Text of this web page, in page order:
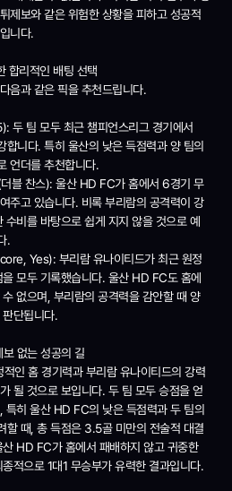
제보와 같은 위험한 상황을 피하고 성공적
니다.
합리적인 배팅 선택
음과 같은 픽을 추천드립니다.
팀 모두 최근 챔피언스리그 경기에서
니다. 특히 울산의 낮은 득점력과 양 팀의
언더를 추천합니다.
블 찬스): 울산 HD FC가 홈에서 6경기 무
주고 있습니다. 비록 부리람의 공격력이 강
비를 바탕으로 쉽게 지지 않을 것으로 예
.
Yes): 부리람 유나이티드가 최근 원정
모두 기록했습니다. 울산 HD FC도 홈에
없으며, 부리람의 공격력을 감안할 때 양
단됩니다.
없는 성공의 길
인 홈 경기력과 부리람 유나이티드의 강력
될 것으로 보입니다. 두 팀 모두 승점을 얻
특히 울산 HD FC의 낮은 득점력과 두 팀의
할 때, 총 득점은 3.5골 미만의 전술적 대결
HD FC가 홈에서 패배하지 않고 귀중한
적으로 1대1 무승부가 유력한 결과입니다.